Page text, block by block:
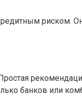
риском.
банков или